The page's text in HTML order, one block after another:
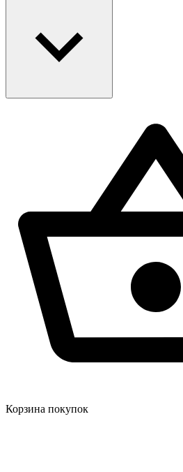
Корзина покупок